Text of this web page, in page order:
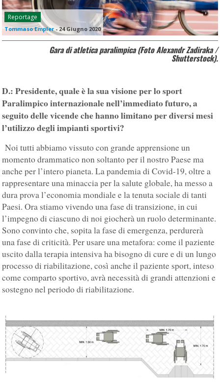
Reportage
Tommaso Empler - 24 Giugno 2020
Gara di atletica paralimpica (Foto Alexandr Zadiraka /
Shutterstock).
D.: Presidente, quale è la sua visione per lo sport
Paralimpico internazionale nell’immediato futuro, a
seguito delle vicende che hanno limitano per diversi mesi
l’utilizzo degli impianti sportivi?
Noi tutti abbiamo vissuto con grande apprensione un
momento drammatico non soltanto per il nostro Paese ma
anche per l’intero pianeta. La pandemia di Covid-19, oltre a
rappresentare una minaccia per la salute globale, ha messo a
dura prova l’economia mondiale e la tenuta sociale di tanti
Paesi. Ora stiamo vivendo una fase di transizione, in cui
l’impegno di ciascuno di noi giocherà un ruolo determinante.
Sono convinto che, sopita la fase di emergenza, perdurerà
una fase di criticità. Per usare una metafora: come il paziente
uscito dalla terapia intensiva ha bisogno di cure e di un lungo
processo di riabilitazione, così anche il paziente sport, inteso
come comparto sportivo, avrà necessità di grandi attenzioni e
sostegno nel periodo di riabilitazione.